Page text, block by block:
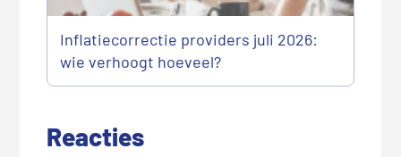
Inflatiecorrectie providers juli 2026:
wie verhoogt hoeveel?
Reacties